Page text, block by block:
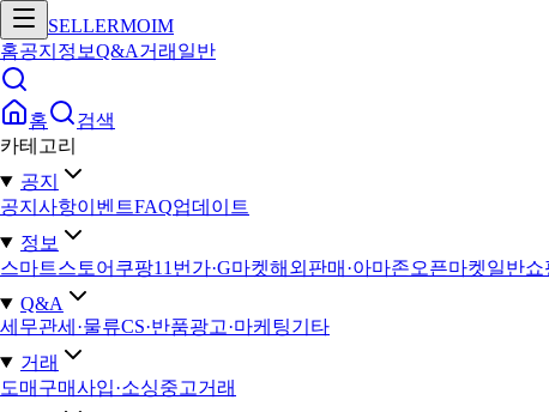
SELLERMOIM
홈공지 정보Q&A거래 일반
홈
검색
카테고리
공지
공지사항이벤트FAQ업데이트
정보
스마트스토어 쿠팡11번가·G마켓해외판매·아마존오픈마켓일반쇼
Q&A
세무관세·물류CS·반품광고·마케팅기타
거래
도매구매사입·소싱중고거래